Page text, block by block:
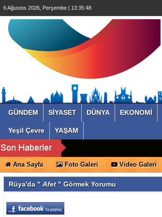
6 Ağustos 2026, Perşembe | 13:35:49
GÜNDEM SİYASET DÜNYA EKONOMİ
Yeşil Çevre YAŞAM
Ana Sayfa Foto Galeri Video Galeri
Rüya'da "Afet" Görmek Yorumu